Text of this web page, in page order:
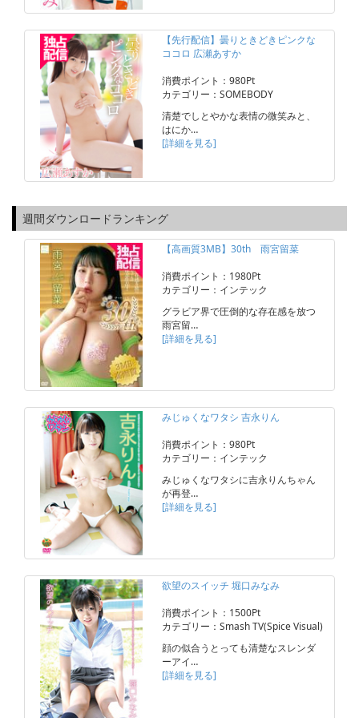
【先行配信】曇りときどきピンクな
ココロ 広瀬あすか
消費ポイント：980Pt
カテゴリー：SOMEBODY
清楚でしとやかな表情の微笑みと、
はにか…
[詳細を見る]
週間ダウンロードランキング
【高画質3MB】30th 雨宮留菜
消費ポイント：1980Pt
カテゴリー：インテック
グラビア界で圧倒的な存在感を放つ
雨宮留…
[詳細を見る]
みじゅくなワタシ 吉永りん
消費ポイント：980Pt
カテゴリー：インテック
みじゅくなワタシに吉永りんちゃん
が再登…
[詳細を見る]
欲望のスイッチ 堀口みなみ
消費ポイント：1500Pt
カテゴリー：Smash TV(Spice Visual)
顔の似合うとっても清楚なスレンダ
ーアイ…
[詳細を見る]